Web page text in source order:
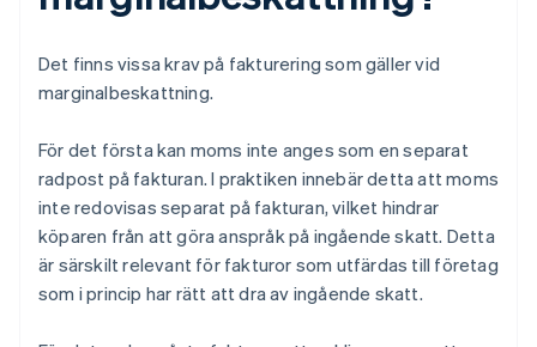
Det finns vissa krav på fakturering som gäller vid
marginalbeskattning.
För det första kan moms inte anges som en separat
radpost på fakturan. I praktiken innebär detta att moms
inte redovisas separat på fakturan, vilket hindrar
köparen från att göra anspråk på ingående skatt. Detta
är särskilt relevant för fakturor som utfärdas till företag
som i princip har rätt att dra av ingående skatt.